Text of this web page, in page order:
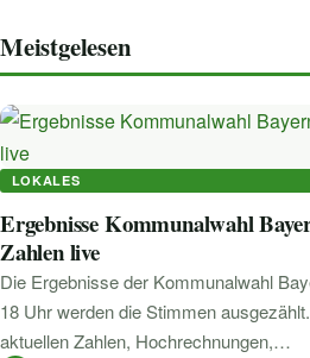
Meistgelesen
LOKALES
Ergebnisse Kommunalwahl
Zahlen live
Die Ergebnisse der Kommunalwahl
18 Uhr werden die Stimmen
aktuellen Zahlen, Hochrechnungen,…